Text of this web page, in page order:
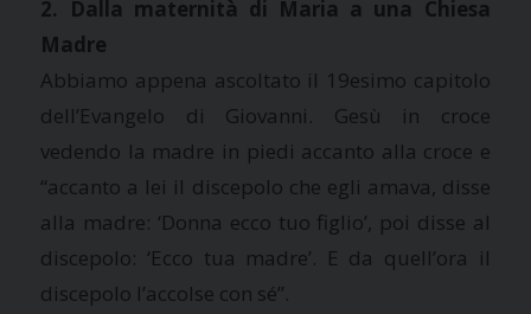
2. Dalla maternità di Maria a una Chiesa
Madre
Abbiamo appena ascoltato il 19esimo capitolo
dell’Evangelo di Giovanni. Gesù in croce
vedendo la madre in piedi accanto alla croce e
“accanto a lei il discepolo che egli amava, disse
alla madre: ‘Donna ecco tuo figlio’, poi disse al
discepolo: ‘Ecco tua madre’. E da quell’ora il
discepolo l’accolse con sé”.